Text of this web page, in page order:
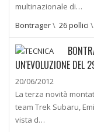
multinazionale di…
Bontrager\ 26 pollici \
UN'EVOLUZIONE DEL
20/06/2012
La terza novità
team Trek Subaru,
vista d…